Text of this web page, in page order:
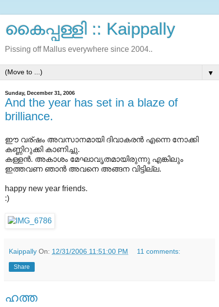
കൈപ്പള്ളി :: Kaippally
Pissing off Mallus everywhere since 2004..
▼
Sunday, December 31, 2006
And the year has set in a blaze of
brilliance.
ഈ വര്ഷം അവസാനമായി ദിവാകരന്‍ എന്നെ നോക്കി
കണ്ണിറുക്കി കാണിച്ചു.
കള്ളന്‍. അകാശം മേഘാവൃതമായിരുന്നു എങ്കിലും
ഇത്തവണ ഞാന്‍ അവനെ അങ്ങന വിട്ടില്ല.
happy new year friends.
:)
Kaippally On: 12/31/2006 11:51:00 PM 11 comments:
Share
ഹത്ത